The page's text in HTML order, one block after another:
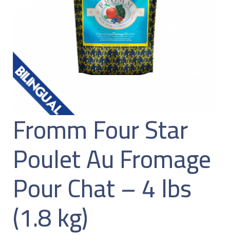
Fromm Four Star
Poulet Au Fromage
Pour Chat – 4 lbs
(1.8 kg)